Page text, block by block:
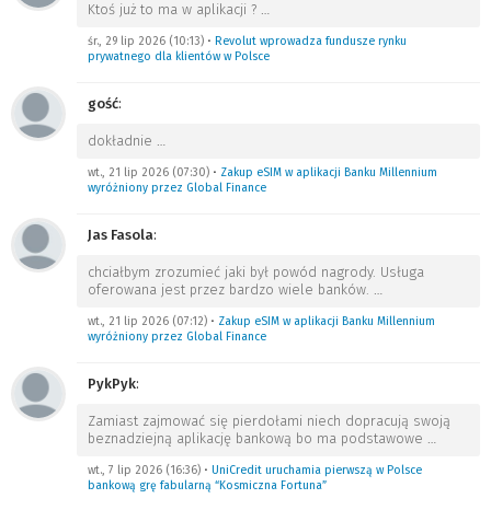
Ktoś już to ma w aplikacji ? …
śr., 29 lip 2026 (10:13) • Revolut wprowadza fundusze rynku
prywatnego dla klientów w Polsce
gość:
dokładnie …
wt., 21 lip 2026 (07:30) • Zakup eSIM w aplikacji Banku Millennium
wyróżniony przez Global Finance
Jas Fasola:
chciałbym zrozumieć jaki był powód nagrody. Usługa
oferowana jest przez bardzo wiele banków. …
wt., 21 lip 2026 (07:12) • Zakup eSIM w aplikacji Banku Millennium
wyróżniony przez Global Finance
PykPyk:
Zamiast zajmować się pierdołami niech dopracują swoją
beznadziejną aplikację bankową bo ma podstawowe …
wt., 7 lip 2026 (16:36) • UniCredit uruchamia pierwszą w Polsce
bankową grę fabularną “Kosmiczna Fortuna”